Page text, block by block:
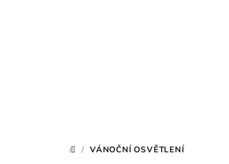
DOMŮ
/ VÁNOČNÍ OSVĚTLENÍ